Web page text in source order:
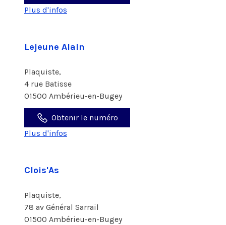
Plus d'infos
Lejeune Alain
Plaquiste,
4 rue Batisse
01500 Ambérieu-en-Bugey
Obtenir le numéro
Plus d'infos
Clois'As
Plaquiste,
78 av Général Sarrail
01500 Ambérieu-en-Bugey